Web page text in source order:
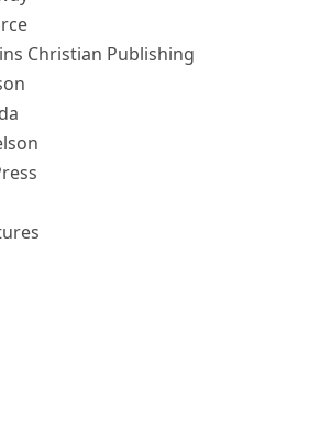
Christian Publishing